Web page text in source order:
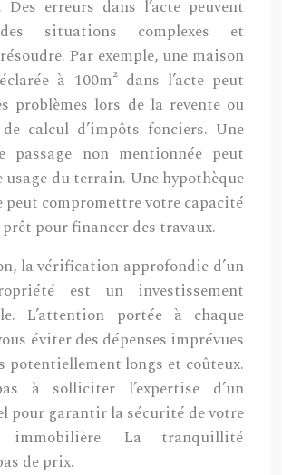
erreurs dans l’acte peuvent
situations complexes et
Par exemple, une maison
à 100m² dans l’acte peut
problèmes lors de la revente ou
calcul d’impôts fonciers. Une
passage non mentionnée peut
du terrain. Une hypothèque
peut compromettre votre capacité
pour financer des travaux.
la vérification approfondie d’un
est un investissement
L’attention portée à chaque
éviter des dépenses imprévues
potentiellement longs et coûteux.
à solliciter l’expertise d’un
pour garantir la sécurité de votre
immobilière. La tranquillité
de prix.